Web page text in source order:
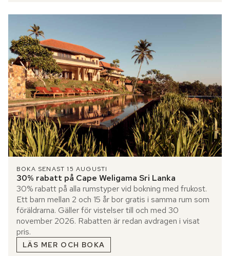
BOKA SENAST 15 AUGUSTI
30% rabatt på Cape Weligama Sri Lanka
30% rabatt på alla rumstyper vid bokning med frukost.
Ett barn mellan 2 och 15 år bor gratis i samma rum som
föräldrarna. Gäller för vistelser till och med 30
november 2026. Rabatten är redan avdragen i visat
pris.
LÄS MER OCH BOKA